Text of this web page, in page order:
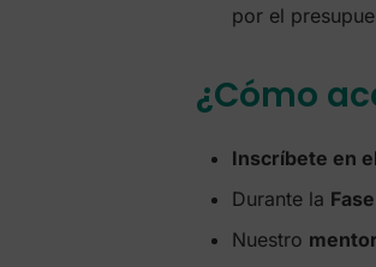
por el
¿Cómo
Inscríbete en
Durante la
Nuestro